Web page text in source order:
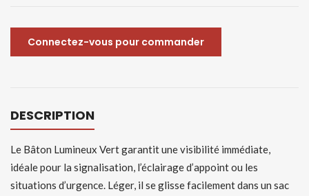
Connectez-vous pour commander
DESCRIPTION
Le Bâton Lumineux Vert garantit une visibilité immédiate,
idéale pour la signalisation, l’éclairage d’appoint ou les
situations d’urgence. Léger, il se glisse facilement dans un sac